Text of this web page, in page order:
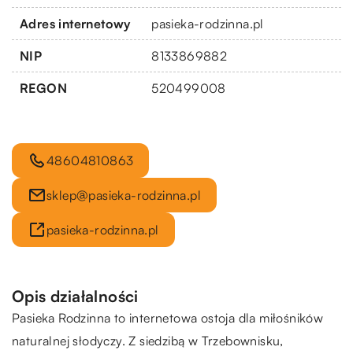
Adres internetowy pasieka-rodzinna.pl
NIP 8133869882
REGON 520499008
48604810863
sklep@pasieka-rodzinna.pl
pasieka-rodzinna.pl
Opis działalności
Pasieka Rodzinna to internetowa ostoja dla miłośników
naturalnej słodyczy. Z siedzibą w Trzebownisku,